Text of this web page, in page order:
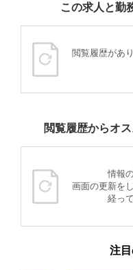
この求人と勤
閲覧履歴があ
閲覧履歴からオ
情報
画面の更新を
経っ
注